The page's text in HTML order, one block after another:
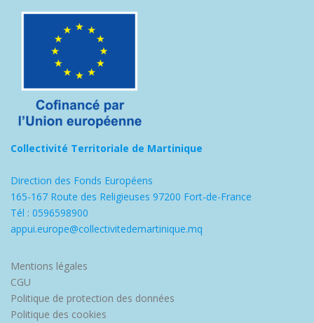
Collectivité Territoriale de Martinique
Direction des Fonds Européens
165-167 Route des Religieuses 97200 Fort-de-France
Tél : 0596598900
appui.europe@collectivitedemartinique.mq
Mentions légales
CGU
Politique de protection des données
Politique des cookies